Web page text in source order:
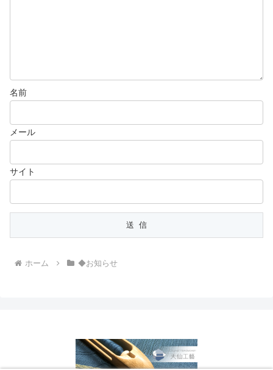
名前
メール
サイト
ホーム ◆お知らせ